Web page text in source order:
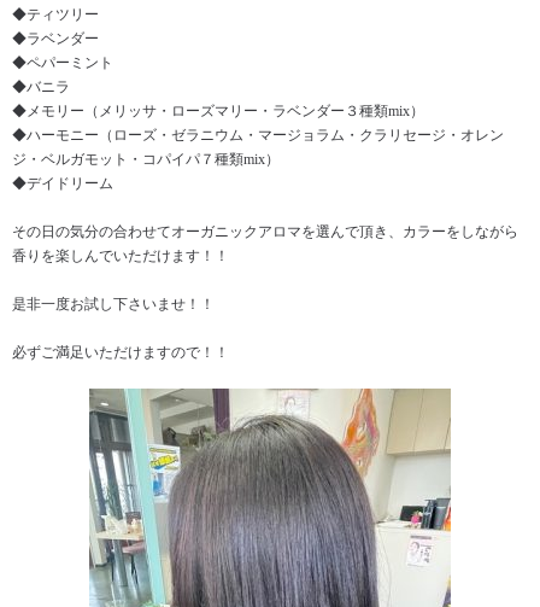
◆ティツリー
◆ラベンダー
◆ペパーミント
◆バニラ
◆メモリー（メリッサ・ローズマリー・ラベンダー３種類mix）
◆ハーモニー（ローズ・ゼラニウム・マージョラム・クラリセージ・オレン
ジ・ベルガモット・コパイパ７種類mix）
◆デイドリーム
その日の気分の合わせてオーガニックアロマを選んで頂き、カラーをしながら
香りを楽しんでいただけます！！
是非一度お試し下さいませ！！
必ずご満足いただけますので！！